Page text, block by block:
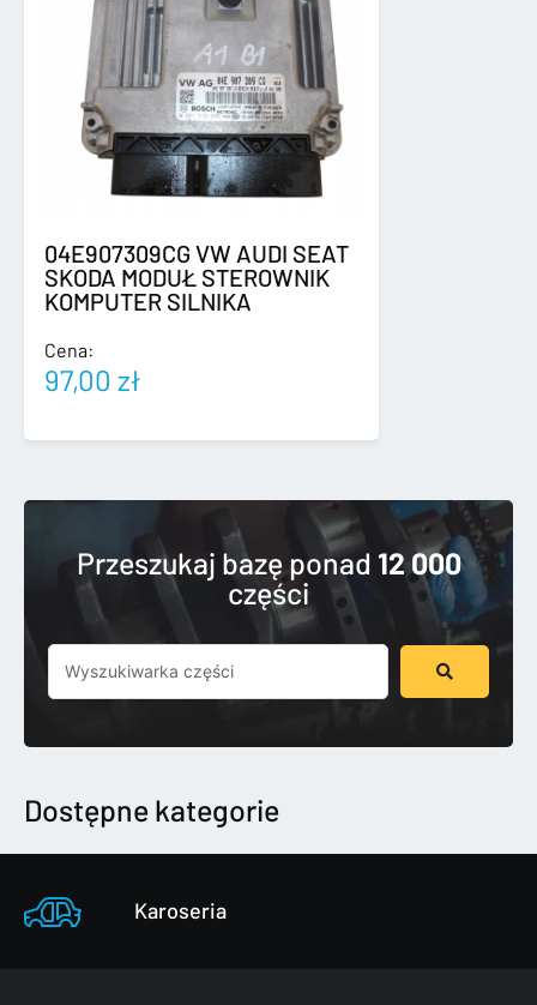
04E907309CG VW AUDI SEAT
SKODA MODUŁ STEROWNIK
KOMPUTER SILNIKA
Cena:
97,00 zł
Przeszukaj bazę ponad 12 000
części
Szukaj
Dostępne kategorie
Karoseria